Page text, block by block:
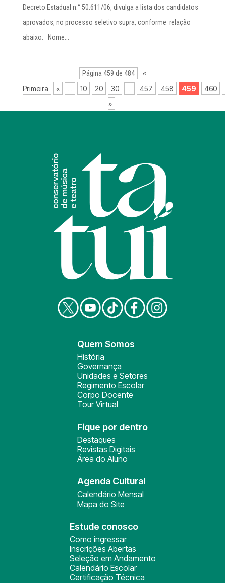
Decreto Estadual n.° 50.611/06, divulga a lista dos candidatos
aprovados, no processo seletivo supra, conforme relação
abaixo: Nome...
Página 459 de 484
«
Primeira
« 10 20 30 457 458 459 460
»
Quem Somos
História
Governança
Unidades e Setores
Regimento Escolar
Corpo Docente
Tour Virtual
Fique por dentro
Destaques
Revistas Digitais
Área do Aluno
Agenda Cultural
Calendário Mensal
Mapa do Site
Estude conosco
Como ingressar
Inscrições Abertas
Seleção em Andamento
Calendário Escolar
Certificação Técnica